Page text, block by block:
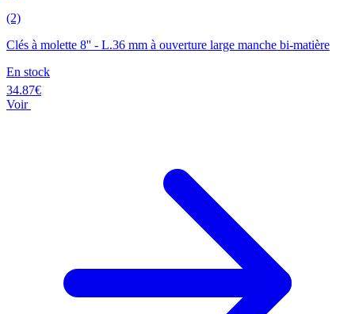
(2)
Clés à molette 8'' - L.36 mm à ouverture large manche bi-matière
En stock
34.87€
Voir